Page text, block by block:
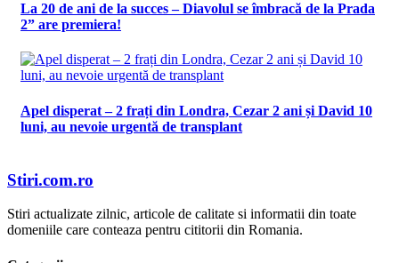
La 20 de ani de la succes – Diavolul se îmbracă de la Prada
2” are premiera!
Apel disperat – 2 frați din Londra, Cezar 2 ani și David 10
luni, au nevoie urgentă de transplant
Stiri.com.ro
Stiri actualizate zilnic, articole de calitate si informatii din toate
domeniile care conteaza pentru cititorii din Romania.